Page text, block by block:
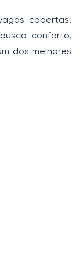
cobertas.
conforto,
dos melhores